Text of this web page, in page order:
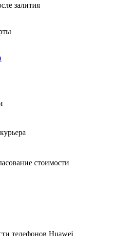
залития
стоимости
телефонов Huawei